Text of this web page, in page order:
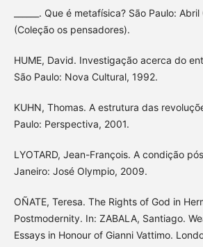
______. Que é metafísica? São Paulo:
(Coleção os pensadores).
HUME, David. Investigação acerca do
São Paulo: Nova Cultural, 1992.
KUHN, Thomas. A estrutura das
Paulo: Perspectiva, 2001.
LYOTARD, Jean-François. A condição
Janeiro: José Olympio, 2009.
OÑATE, Teresa. The Rights of God in
Postmodernity. In: ZABALA, Santiago.
Essays in Honour of Gianni Vattimo.